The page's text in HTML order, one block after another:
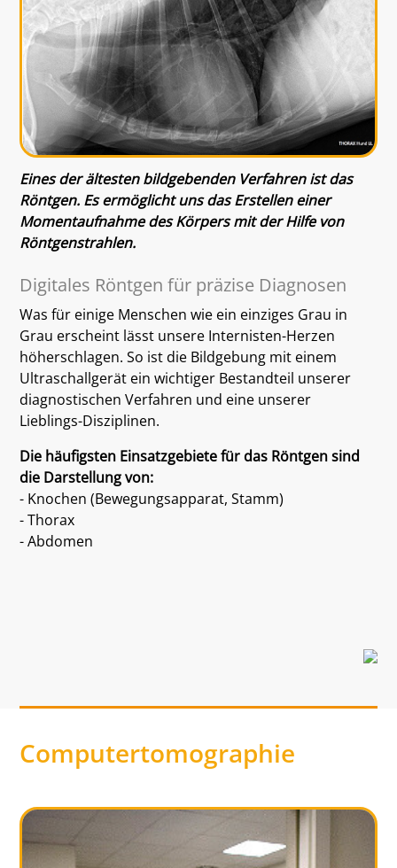
Eines der ältesten bildgebenden Verfahren ist das
Röntgen. Es ermöglicht uns das Erstellen einer
Momentaufnahme des Körpers mit der Hilfe von
Röntgenstrahlen.
Digitales Röntgen für präzise Diagnosen
Was für einige Menschen wie ein einziges Grau in
Grau erscheint lässt unsere Internisten-Herzen
höherschlagen. So ist die Bildgebung mit einem
Ultraschallgerät ein wichtiger Bestandteil unserer
diagnostischen Verfahren und eine unserer
Lieblings-Disziplinen.
Die häufigsten Einsatzgebiete für das Röntgen sind
die Darstellung von:
- Knochen (Bewegungsapparat, Stamm)
- Thorax
- Abdomen
Computertomographie